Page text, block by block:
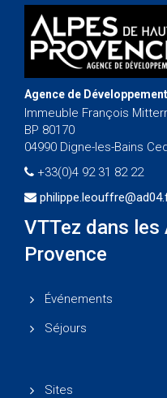
Agence de
Immeuble François
BP 80170
04990 Digne-les-Bains
+33(0)4 92 31 82 22
VTTez dans les
Provence
Événements
Séjours
Sites